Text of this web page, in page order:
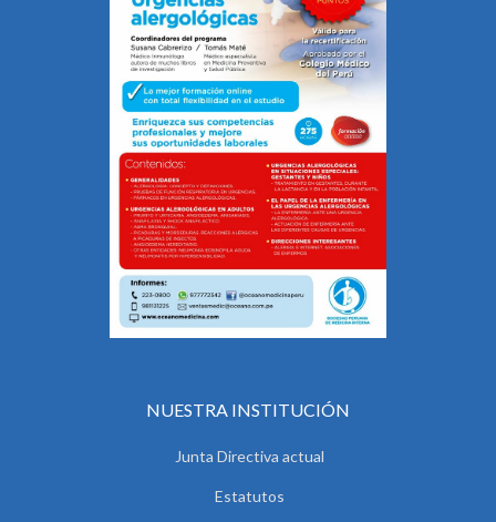
NUESTRA INSTITUCIÓN
Junta Directiva actual
Estatutos